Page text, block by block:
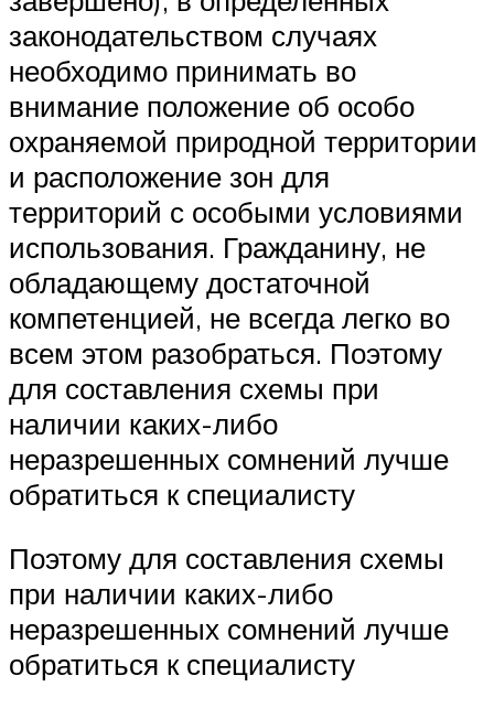
законодательством случаях
необходимо принимать во
внимание положение об особо
охраняемой природной территории
и расположение зон для
территорий с особыми условиями
использования. Гражданину, не
обладающему достаточной
компетенцией, не всегда легко во
всем этом разобраться. Поэтому
для составления схемы при
наличии каких-либо
неразрешенных сомнений лучше
обратиться к специалисту
Поэтому для составления схемы
при наличии каких-либо
неразрешенных сомнений лучше
обратиться к специалисту